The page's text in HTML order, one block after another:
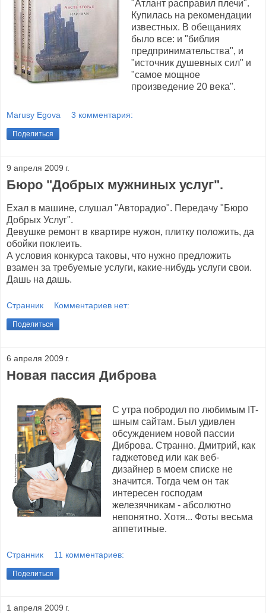
"Атлант расправил плечи".
Купилась на рекомендации
известных. В обещаниях
было все: и "библия
предпринимательства", и
"источник душевных сил" и
"самое мощное
произведение 20 века".
Marusy Egova 3 комментария:
Поделиться
9 апреля 2009 г.
Бюро "Добрых мужниных услуг".
Ехал в машине, слушал "Авторадио". Передачу "Бюро
Добрых Услуг".
Девушке ремонт в квартире нужон, плитку положить, да
обойки поклеить.
А условия конкурса таковы, что нужно предложить
взамен за требуемые услуги, какие-нибудь услуги свои.
Дашь на дашь.
Странник Комментариев нет:
Поделиться
6 апреля 2009 г.
Новая пассия Диброва
С утра побродил по любимым IT-
шным сайтам. Был удивлен
обсуждением новой пассии
Диброва. Странно. Дмитрий, как
гаджетовед или как веб-
дизайнер в моем списке не
значится. Тогда чем он так
интересен господам
железячникам - абсолютно
непонятно. Хотя... Фоты весьма
аппетитные.
Странник 11 комментариев:
Поделиться
1 апреля 2009 г.